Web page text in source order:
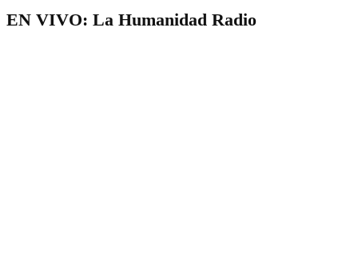
EN VIVO: La Humanidad Radio